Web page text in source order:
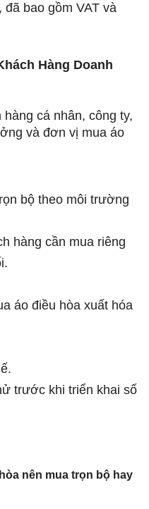
đã bao gồm VAT và
Hàng Doanh
hàng cá nhân, công ty,
và đơn vị mua áo
bộ theo môi trường
hàng cần mua riêng
áo điều hòa xuất hóa
trước khi triển khai số
nên mua trọn bộ hay